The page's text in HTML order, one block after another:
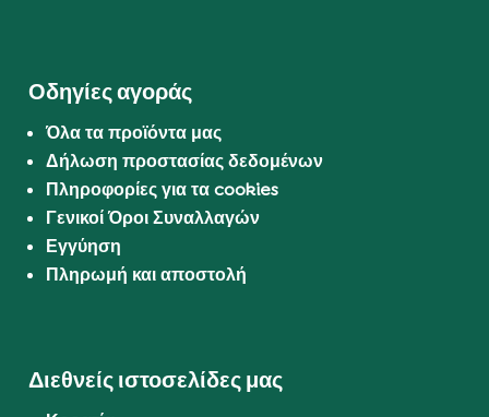
Οδηγίες αγοράς
Όλα τα προϊόντα μας
Δήλωση προστασίας δεδομένων
Πληροφορίες για τα cookies
Γενικοί Όροι Συναλλαγών
Εγγύηση
Πληρωμή και αποστολή
Διεθνείς ιστοσελίδες μας